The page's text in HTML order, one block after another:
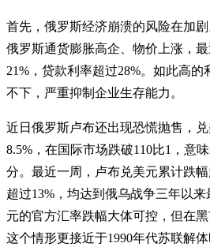
首先，俄罗斯经济崩溃的风险在加
俄罗斯通货膨胀高企、物价上涨，
21%，贷款利率超过28%。如此高
不下，严重抑制企业生存能力。
近日俄罗斯卢布还出现恐慌抛售，
8.5%，在国际市场跌破110比1，意
分。最近一周，卢布兑美元累计跌
超过13%，均达到俄乌战争三年以
元的官方汇率跌幅大体可控，但在黑
这个情形更接近于1990年代苏联解